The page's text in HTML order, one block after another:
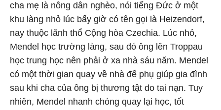
cha mẹ là nông dân nghèo, nói tiếng Đức ở một
khu làng nhỏ lúc bấy giờ có tên gọi là Heizendorf,
nay thuộc lãnh thổ Cộng hòa Czechia. Lúc nhỏ,
Mendel học trường làng, sau đó ông lên Troppau
học trung học nên phải ở xa nhà sáu năm. Mendel
có một thời gian quay về nhà để phụ giúp gia đình
sau khi cha của ông bị thương tật do tai nạn. Tuy
nhiên, Mendel nhanh chóng quay lại học, tốt